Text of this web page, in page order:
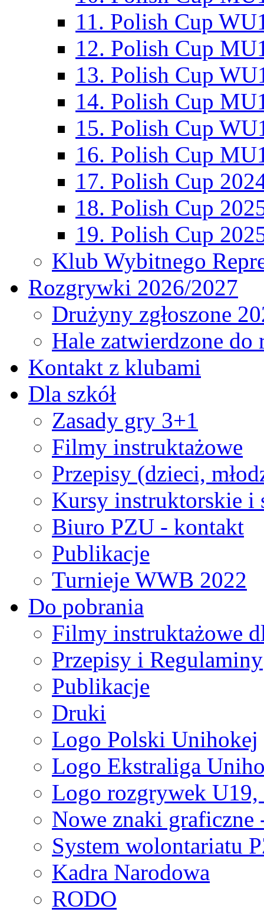
11. Polish Cup
12. Polish Cup
13. Polish Cup
14. Polish Cup
15. Polish Cup
16. Polish Cup
17. Polish Cup
18. Polish Cup
19. Polish Cup
Klub Wybitnego
Rozgrywki 2026/2027
Drużyny zgłoszone
Hale zatwierdzone
Kontakt z klubami
Dla szkół
Zasady gry 3+1
Filmy instruktażowe
Przepisy (dzieci,
Kursy instruktorskie i
Biuro PZU - kontakt
Publikacje
Turnieje WWB 2022
Do pobrania
Filmy instruktażowe
Przepisy i Regulaminy
Publikacje
Druki
Logo Polski Unihokej
Logo Ekstraliga
Logo rozgrywek
Nowe znaki graficzne
System wolontariatu
Kadra Narodowa
RODO